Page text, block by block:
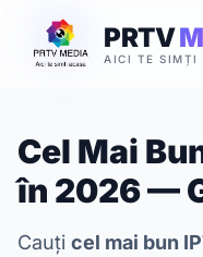
PRTV
AICI TE SIMȚI
Cel Mai
în 2026 —
Cauți cel mai bun